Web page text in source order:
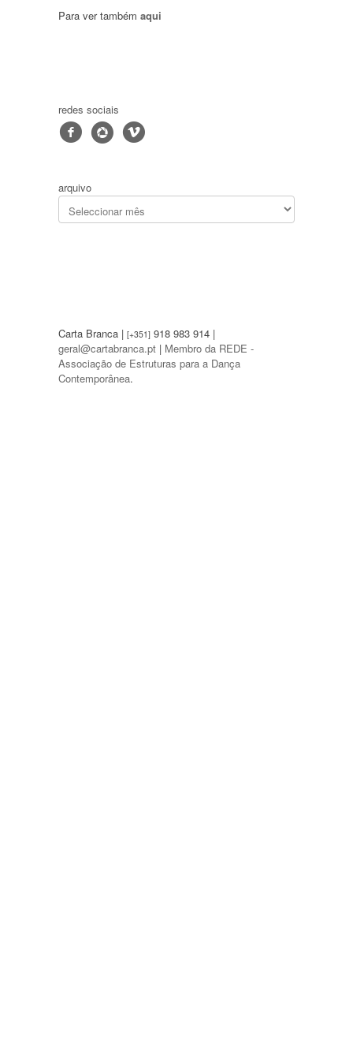
Para ver também aqui
redes sociais
f 4 v
arquivo
Carta Branca | [+351] 918 983 914 |
geral@cartabranca.pt | Membro da REDE -
Associação de Estruturas para a Dança
Contemporânea.